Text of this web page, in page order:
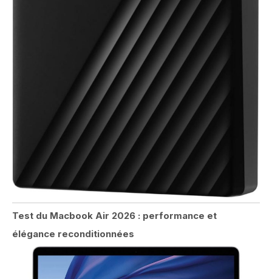
Test du Macbook Air 2026 : performance et
élégance reconditionnées